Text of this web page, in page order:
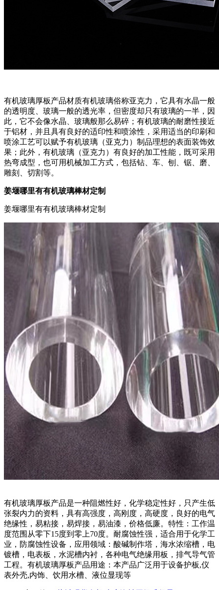
有机玻璃厚板产品材质有机玻璃俗称亚克力，它具有水晶一般
的透明度、玻璃一般的透光率，但密度却只有玻璃的一半，因
此，它不会像水晶、玻璃般那么易碎；有机玻璃的耐磨性接近
于铝材，并且具有良好的适印性和喷涂性，采用适当的印刷和
喷涂工艺可以赋予有机玻璃（亚克力）制品理想的表面装饰效
果；此外，有机玻璃（亚克力）有良好的加工性能，既可采用
热弯成型，也可用机械加工方式，包括钻、车、刨、锯、磨、
雕刻、切割等。
姜堰哪里有有机玻璃棒材定制
姜堰哪里有有机玻璃棒材定制
有机玻璃厚板产品是一种阻燃性好，化学稳定性好，只产生低
张裂内力的资料，具有高强度，高刚度，高硬度，良好的电气
绝缘性，易粘接，易焊接，易油漆，价格低廉。特性：工作温
度范围从零下15度到零上70度。耐腐蚀性强，适合用于化学工
业，防腐蚀性设备，应用领域：酸碱制作塔，海水浓缩槽，电
镀槽，电表板，水泥槽内衬，各种电气绝缘用板，排气导气管
工程。有机玻璃厚板产品用途：本产品广泛用于设备护板,仪
表外壳,内饰、饮用水槽、液位显现等